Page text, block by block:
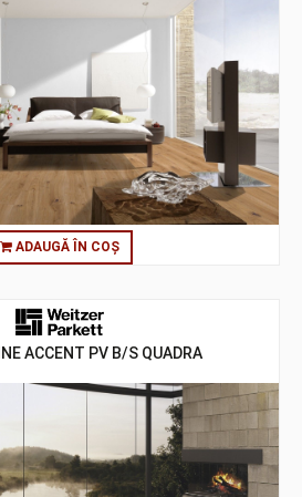
ADAUGĂ ÎN COȘ
ACCENT PV B/S QUADRA